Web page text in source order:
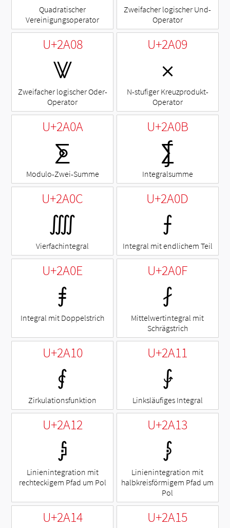
Quadratischer
Vereinigungsoperator
Zweifacher logischer Und-
Operator
U+2A08
⨈
Zweifacher logischer Oder-
Operator
U+2A09
⨉
N-stufiger Kreuzprodukt-
Operator
U+2A0A
⨊
Modulo-Zwei-Summe
U+2A0B
⨋
Integralsumme
U+2A0C
⨌
Vierfachintegral
U+2A0D
⨍
Integral mit endlichem Teil
U+2A0E
⨎
Integral mit Doppelstrich
U+2A0F
⨏
Mittelwertintegral mit
Schrägstrich
U+2A10
⨐
Zirkulationsfunktion
U+2A11
⨑
Linksläufiges Integral
U+2A12
⨒
Linienintegration mit
rechteckigem Pfad um Pol
U+2A13
⨓
Linienintegration mit
halbkreisförmigem Pfad um
Pol
U+2A14 U+2A15